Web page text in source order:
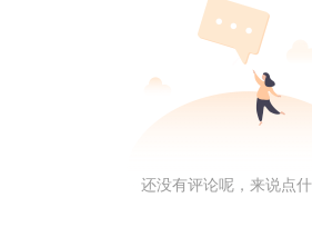
力于支持基于Immutable X的Web3
基金将通过向在Immutable X平台
配Token、现金赠款和投资来加速
阿根廷国家证券委员会批准推出
还没有评论呢，来说点